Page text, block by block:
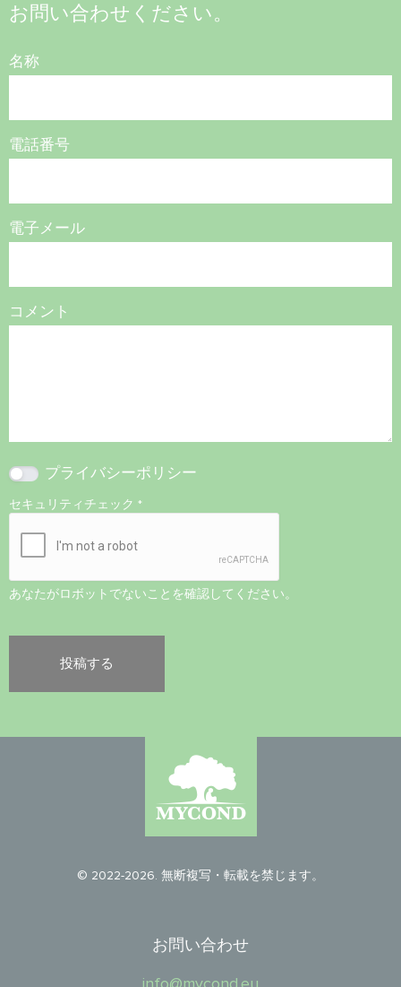
お問い合わせください。
名称
電話番号
電子メール
コメント
プライバシーポリシー
セキュリティチェック *
あなたがロボットでないことを確認してください。
© 2022-2026. 無断複写・転載を禁じます。
お問い合わせ